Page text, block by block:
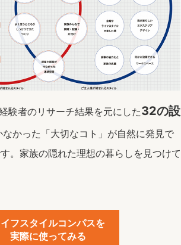
験者のリサーチ結果を元にした32の設
かった「大切なコト」が自然に発見で
。家族の隠れた理想の暮らしを見つけて
フスタイルコンパスを
実際に使ってみる